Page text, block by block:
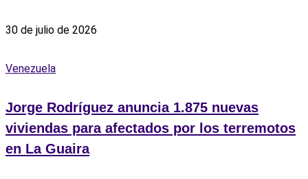
30 de julio de 2026
Venezuela
Jorge Rodríguez anuncia 1.875 nuevas
viviendas para afectados por los terremotos
en La Guaira